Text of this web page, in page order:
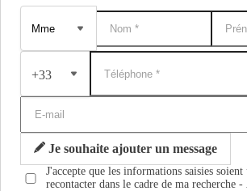
+33
Je souhaite ajouter un message
J'accepte que les informations saisies
recontacter dans le cadre de ma recherche -